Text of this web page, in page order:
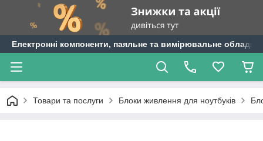
Електронні компоненти, паяльне та вимірювальне
Товари та послуги Блоки живлення для ноутбуків